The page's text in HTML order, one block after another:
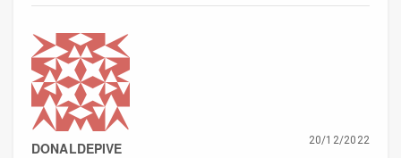
DONALDEPIVE 20/12/2022